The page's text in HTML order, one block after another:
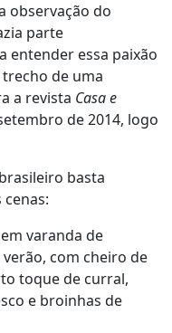
observação do
parte
entender essa paixão
de uma
a revista Casa e
de 2014, logo
basta
varanda de
com cheiro de
toque de curral,
e broinhas de